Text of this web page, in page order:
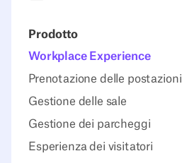
Prodotto
Workplace Experience
Prenotazione delle postazioni
Gestione delle sale
Gestione dei parcheggi
Esperienza dei visitatori